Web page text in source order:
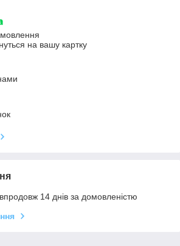
на вашу картку
14 днів за домовленістю